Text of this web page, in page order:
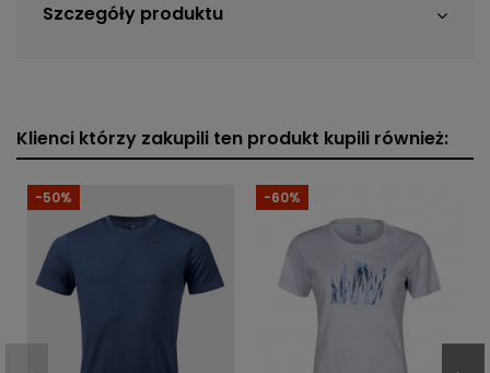
Szczegóły produktu
Klienci którzy zakupili ten produkt kupili również:
-50% -60%